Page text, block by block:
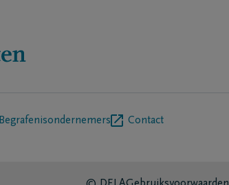
Begrafenisondernemers Contact